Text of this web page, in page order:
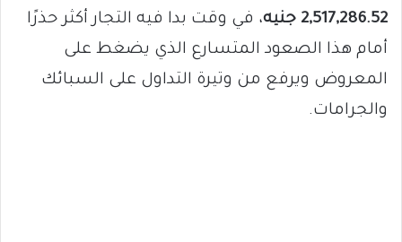
2,517,286.52 جنيه
، في وقت بدا فيه التجار أكثر حذرًا
أمام هذا الصعود المتسارع الذي يضغط على
المعروض ويرفع من وتيرة التداول على السبائك
والجرامات.